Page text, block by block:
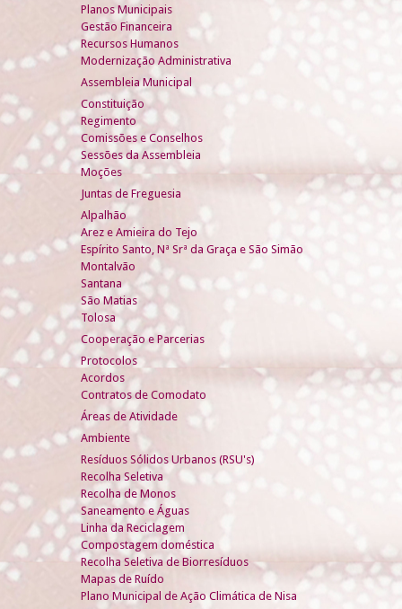
Planos Municipais
Gestão Financeira
Recursos Humanos
Modernização Administrativa
Assembleia Municipal
Constituição
Regimento
Comissões e Conselhos
Sessões da Assembleia
Moções
Juntas de Freguesia
Alpalhão
Arez e Amieira do Tejo
Espírito Santo, Nª Srª da Graça e São Simão
Montalvão
Santana
São Matias
Tolosa
Cooperação e Parcerias
Protocolos
Acordos
Contratos de Comodato
Áreas de Atividade
Ambiente
Resíduos Sólidos Urbanos (RSU's)
Recolha Seletiva
Recolha de Monos
Saneamento e Águas
Linha da Reciclagem
Compostagem doméstica
Recolha Seletiva de Biorresíduos
Mapas de Ruído
Plano Municipal de Ação Climática de Nisa